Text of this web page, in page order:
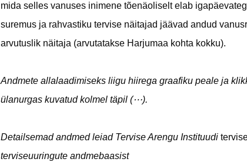
mida selles vanuses inimene tõenäoliselt elab
suremus ja rahvastiku tervise näitajad jäävad andud
arvutuslik näitaja (arvutatakse Harjumaa kohta kokku).
Andmete allalaadimiseks liigu hiirega graafiku peale ja
ülanurgas kuvatud kolmel täpil (⋯).
Detailsemad andmed leiad Tervise Arengu Instituudi
terviseuuringute andmebaasist